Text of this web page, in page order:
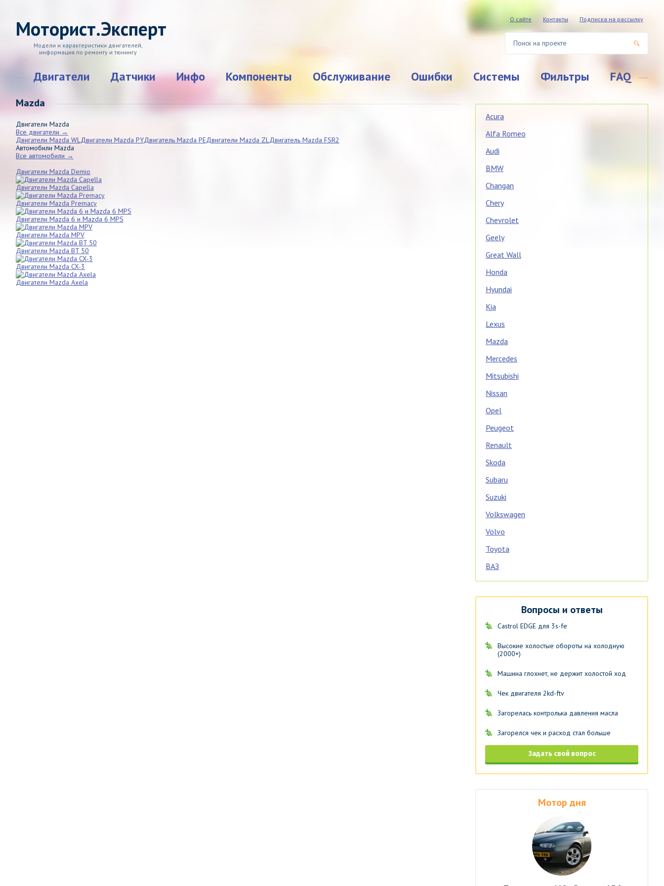
Моторист.Эксперт
Модели и характеристики двигателей,
информация по ремонту и тюнингу
О сайте Контакты Подписка на рассылку
Двигатели Датчики Инфо Компоненты Обслуживание Ошибки Системы Фильтры FAQ
Mazda
Двигатели Mazda
Все двигатели →
Двигатели Mazda WLДвигатели Mazda PYДвигатель Mazda PEДвигатели Mazda ZLДвигатель Mazda FSR2
Автомобили Mazda
Все автомобили →
Двигатели Mazda Demio
Двигатели Mazda Capella
Двигатели Mazda Premacy
Двигатели Mazda 6 и Mazda 6 MPS
Двигатели Mazda MPV
Двигатели Mazda BT 50
Двигатели Mazda CX-3
Двигатели Mazda Axela
Acura
Alfa Romeo
Audi
BMW
Changan
Chery
Chevrolet
Geely
Great Wall
Honda
Hyundai
Kia
Lexus
Mazda
Mercedes
Mitsubishi
Nissan
Opel
Peugeot
Renault
Skoda
Subaru
Suzuki
Volkswagen
Volvo
Toyota
ВАЗ
Вопросы и ответы
Castrol EDGE для 3s-fe
Высокие холостые обороты на холодную
(2000+)
Машина глохнет, не держит холостой ход
Чек двигателя 2kd-ftv
Загорелась контролька давления масла
Загорелся чек и расход стал больше
Задать свой вопрос
Мотор дня